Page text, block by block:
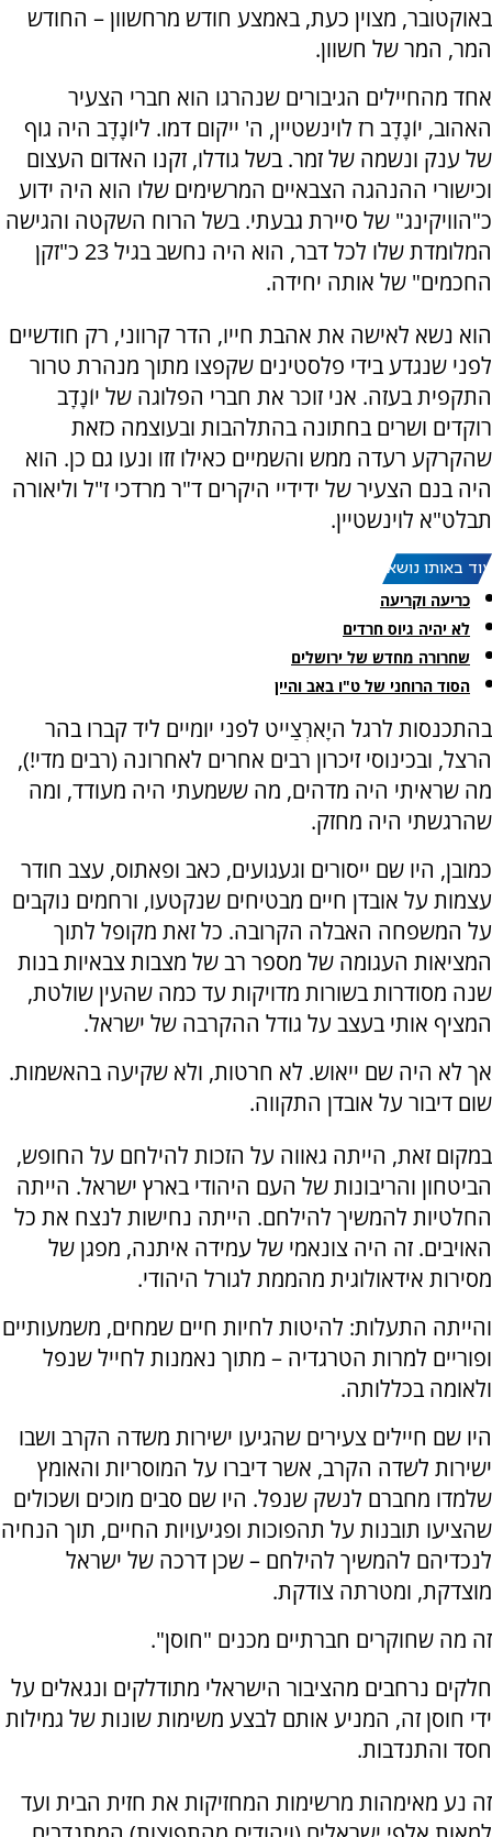
באוקטובר, מצוין כעת, באמצע חודש מרחשוון – החודש
המר, המר של חשוון.
אחד מהחיילים הגיבורים שנהרגו הוא חברי הצעיר
האהוב, יוֹנָדָב רז לוינשטיין, ה' ייקום דמו. ליוֹנָדָב היה גוף
של ענק ונשמה של זמר. בשל גודלו, זקנו האדום העצום
וכישורי ההנהגה הצבאיים המרשימים שלו הוא היה ידוע
כ"הוויקינג" של סיירת גבעתי. בשל הרוח השקטה והגישה
המלומדת שלו לכל דבר, הוא היה נחשב בגיל 23 כ"זקן
החכמים" של אותה יחידה.
הוא נשא לאישה את אהבת חייו, הדר קרווני, רק חודשיים
לפני שנגדע בידי פלסטינים שקפצו מתוך מנהרת טרור
התקפית בעזה. אני זוכר את חברי הפלוגה של יוֹנָדָב
רוקדים ושרים בחתונה בהתלהבות ובעוצמה כזאת
שהקרקע רעדה ממש והשמיים כאילו זזו ונעו גם כן. הוא
היה בנם הצעיר של ידידיי היקרים ד"ר מרדכי ז"ל וליאורה
תבלט"א לוינשטיין.
עוד באותו נושא:
כריעה וקריעה
לא יהיה גיוס חרדים
שחרורה מחדש של ירושלים
הסוד הרוחני של ט"ו באב והיין
בהתכנסות לרגל היָארְצַייט לפני יומיים ליד קברו בהר
הרצל, ובכינוסי זיכרון רבים אחרים לאחרונה (רבים מדי!),
מה שראיתי היה מדהים, מה ששמעתי היה מעודד, ומה
שהרגשתי היה מחזק.
כמובן, היו שם ייסורים וגעגועים, כאב ופאתוס, עצב חודר
עצמות על אובדן חיים מבטיחים שנקטעו, ורחמים נוקבים
על המשפחה האבלה הקרובה. כל זאת מקופל לתוך
המציאות העגומה של מספר רב של מצבות צבאיות בנות
שנה מסודרות בשורות מדויקות עד כמה שהעין שולטת,
המציף אותי בעצב על גודל ההקרבה של ישראל.
אך לא היה שם ייאוש. לא חרטות, ולא שקיעה בהאשמות.
שום דיבור על אובדן התקווה.
במקום זאת, הייתה גאווה על הזכות להילחם על החופש,
הביטחון והריבונות של העם היהודי בארץ ישראל. הייתה
החלטיות להמשיך להילחם. הייתה נחישות לנצח את כל
האויבים. זה היה צונאמי של עמידה איתנה, מפגן של
מסירות אידאולוגית מהממת לגורל היהודי.
והייתה התעלות: להיטות לחיות חיים שמחים, משמעותיים
ופוריים למרות הטרגדיה – מתוך נאמנות לחייל שנפל
ולאומה בכללותה.
היו שם חיילים צעירים שהגיעו ישירות משדה הקרב ושבו
ישירות לשדה הקרב, אשר דיברו על המוסריות והאומץ
שלמדו מחברם לנשק שנפל. היו שם סבים מוכים ושכולים
שהציעו תובנות על תהפוכות ופגיעויות החיים, תוך הנחיה
לנכדיהם להמשיך להילחם – שכן דרכה של ישראל
מוצדקת, ומטרתה צודקת.
זה מה שחוקרים חברתיים מכנים "חוסן".
חלקים נרחבים מהציבור הישראלי מתודלקים ונגאלים על
ידי חוסן זה, המניע אותם לבצע משימות שונות של גמילות
חסד והתנדבות.
זה נע מאימהות מרשימות המחזיקות את חזית הבית ועד